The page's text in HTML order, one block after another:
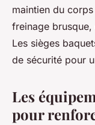
maintien du
freinage
Les sièges
de sécurité pour
Les
pour